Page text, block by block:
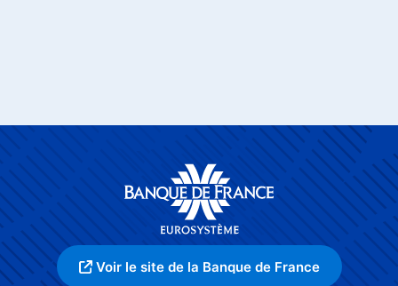
Voir le site de la Banque de France